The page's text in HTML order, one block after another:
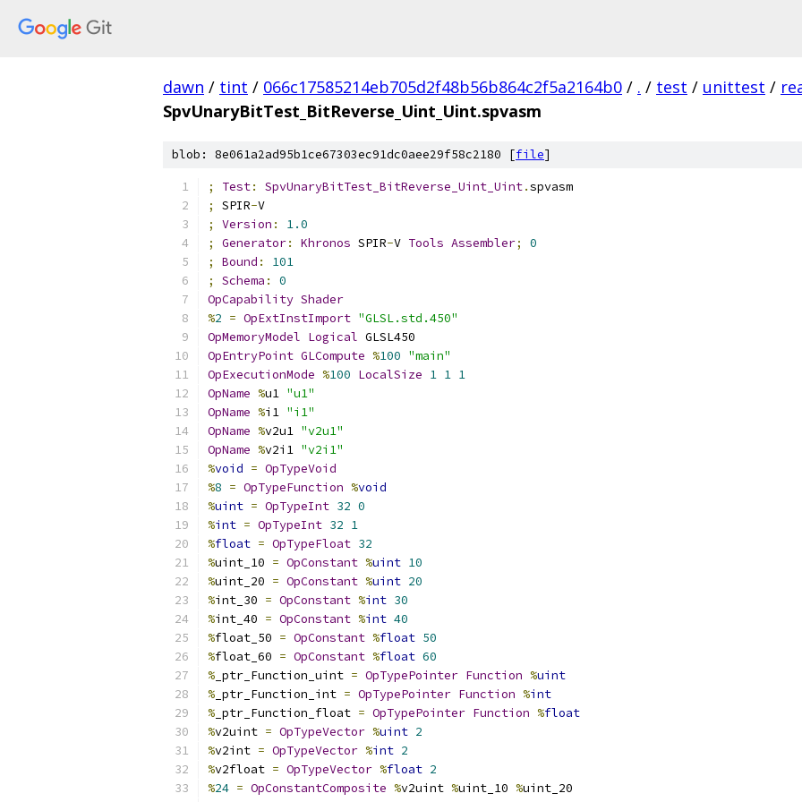
dawn / tint / 066c17585214eb705d2f48b56b864c2f5a2164b0 / . / test / unittest /
SpvUnaryBitTest_BitReverse_Uint_Uint.spvasm
blob: 8e061a2ad95b1ce67303ec91dc0aee29f58c2180 [file]
; Test: SpvUnaryBitTest_BitReverse_Uint_Uint.spvasm
;
SPIR-V
;
Version :
1.0
;
Generator: Khronos SPIR-V Tools Assembler;
0
;
Bound :
101
;
Schema :
0
OpCapability Shader
%2 = OpExtInstImport "GLSL.std.450"
OpMemoryModel Logical GLSL450
OpEntryPoint GLCompute %100 "main"
OpExecutionMode %100 LocalSize 1 1 1
OpName %u1 "u1"
OpName %i1 "i1"
OpName %v2u1 "v2u1"
OpName %v2i1 "v2i1"
%void = OpTypeVoid
%8 = OpTypeFunction %void
%uint = OpTypeInt 32 0
%int = OpTypeInt 32 1
%float = OpTypeFloat 32
%uint_10 = OpConstant %uint 10
%uint_20 = OpConstant %uint 20
%int_30 = OpConstant %int 30
%int_40 = OpConstant %int 40
%float_50 = OpConstant %float 50
%float_60 = OpConstant %float 60
% _ptr_Function_uint = OpTypePointer Function %uint
% _ptr_Function_int = OpTypePointer Function %int
% _ptr_Function_float = OpTypePointer Function %float
%v2uint = OpTypeVector %uint 2
%v2int = OpTypeVector %int 2
%v2float = OpTypeVector %float 2
%24 = OpConstantComposite %v2uint %uint_10 %uint_20